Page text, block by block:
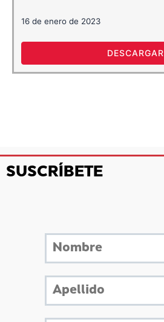
16 de enero de 2023
DESCARGAR
SUSCRÍBETE